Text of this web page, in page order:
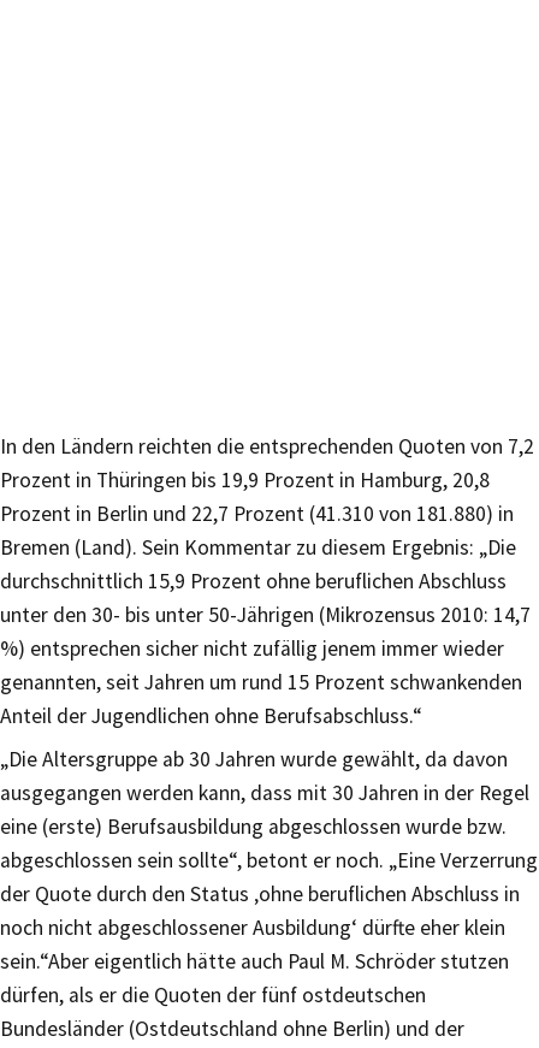
In den Ländern reichten die entsprechenden Quoten von 7,2
Prozent in Thüringen bis 19,9 Prozent in Hamburg, 20,8
Prozent in Berlin und 22,7 Prozent (41.310 von 181.880) in
Bremen (Land). Sein Kommentar zu diesem Ergebnis: „Die
durchschnittlich 15,9 Prozent ohne beruflichen Abschluss
unter den 30- bis unter 50-Jährigen (Mikrozensus 2010: 14,7
%) entsprechen sicher nicht zufällig jenem immer wieder
genannten, seit Jahren um rund 15 Prozent schwankenden
Anteil der Jugendlichen ohne Berufsabschluss.“
„Die Altersgruppe ab 30 Jahren wurde gewählt, da davon
ausgegangen werden kann, dass mit 30 Jahren in der Regel
eine (erste) Berufsausbildung abgeschlossen wurde bzw.
abgeschlossen sein sollte“, betont er noch. „Eine Verzerrung
der Quote durch den Status ‚ohne beruflichen Abschluss in
noch nicht abgeschlossener Ausbildung‘ dürfte eher klein
sein.“Aber eigentlich hätte auch Paul M. Schröder stutzen
dürfen, als er die Quoten der fünf ostdeutschen
Bundesländer (Ostdeutschland ohne Berlin) und der